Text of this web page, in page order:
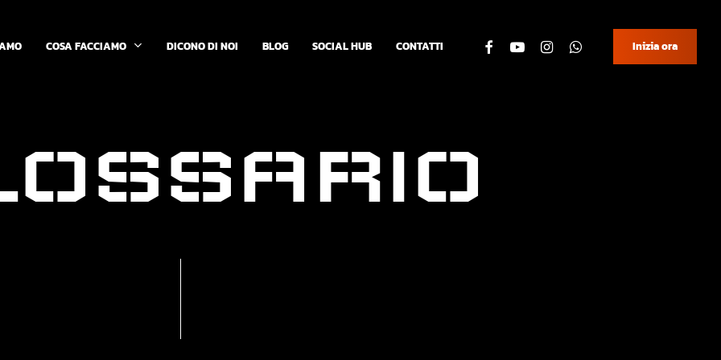
COSA FACCIAMO DICONO DI NOI BLOG SOCIAL HUB CONTATTI facebookyoutubeinstagramwhatsapp Inizia ora
OSSARIO